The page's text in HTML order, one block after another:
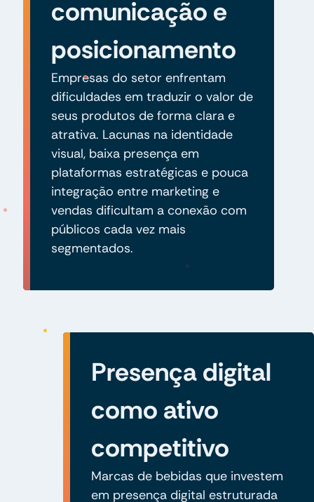
comunicação e
posicionamento
Empresas do setor enfrentam
dificuldades em traduzir o valor de
seus produtos de forma clara e
atrativa. Lacunas na identidade
visual, baixa presença em
plataformas estratégicas e pouca
integração entre marketing e
vendas dificultam a conexão com
públicos cada vez mais
segmentados.
Presença digital
como ativo
competitivo
Marcas de bebidas que investem
em presença digital estruturada